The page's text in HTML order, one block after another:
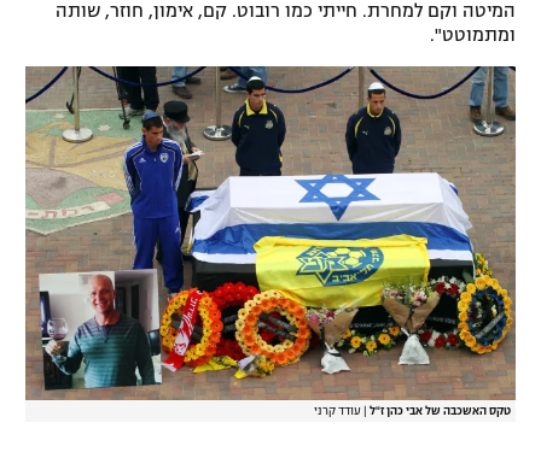
המיטה וקם למחרת. חייתי כמו רובוט. קם, אימון, חוזר, שותה
ומתמוטט".
טקס האשכבה של אבי כהן ז"ל עודד קרני